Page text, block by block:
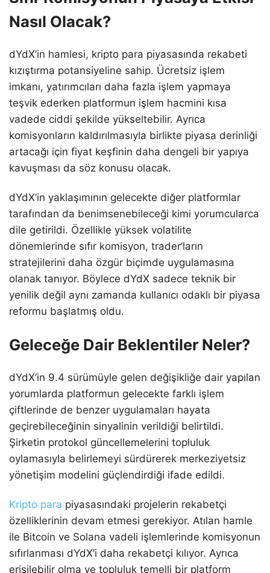
Nasıl Olacak?
dYdX’in hamlesi, kripto para piyasasında rekabeti
kızıştırma potansiyeline sahip. Ücretsiz işlem
imkanı, yatırımcıları daha fazla işlem yapmaya
teşvik ederken platformun işlem hacmini kısa
vadede ciddi şekilde yükseltebilir. Ayrıca
komisyonların kaldırılmasıyla birlikte piyasa derinliği
artacağı için fiyat keşfinin daha dengeli bir yapıya
kavuşması da söz konusu olacak.
dYdX’in yaklaşımının gelecekte diğer platformlar
tarafından da benimsenebileceği kimi yorumcularca
dile getirildi. Özellikle yüksek volatilite
dönemlerinde sıfır komisyon, trader’ların
stratejilerini daha özgür biçimde uygulamasına
olanak tanıyor. Böylece dYdX sadece teknik bir
yenilik değil aynı zamanda kullanıcı odaklı bir piyasa
reformu başlatmış oldu.
Geleceğe Dair Beklentiler Neler?
dYdX’in 9.4 sürümüyle gelen değişikliğe dair yapılan
yorumlarda platformun gelecekte farklı işlem
çiftlerinde de benzer uygulamaları hayata
geçirebileceğinin sinyalinin verildiği belirtildi.
Şirketin protokol güncellemelerini topluluk
oylamasıyla belirlemeyi sürdürerek merkeziyetsiz
yönetişim modelini güçlendirdiği ifade edildi.
Kripto para piyasasındaki projelerin rekabetçi
özelliklerinin devam etmesi gerekiyor. Atılan hamle
ile Bitcoin ve Solana vadeli işlemlerinde komisyonun
sıfırlanması dYdX’i daha rekabetçi kılıyor. Ayrıca
erişilebilir olma ve topluluk temelli bir platform